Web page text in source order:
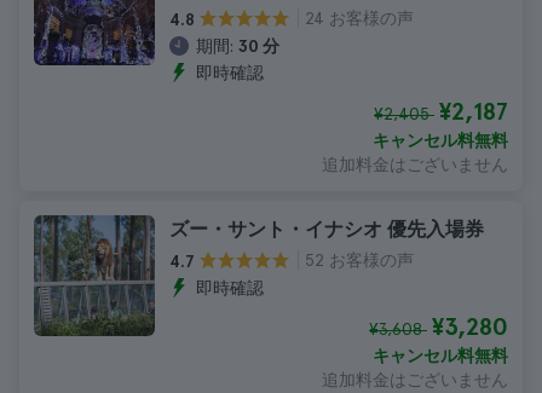
4.8
24 お客様の声
期間: 30 分
即時確認
¥2,405 ¥2,187
キャンセル料無料
追加料金はございません
ズー・サント・イナシオ 優先入場券
4.7
52 お客様の声
即時確認
¥3,608 ¥3,280
キャンセル料無料
追加料金はございません